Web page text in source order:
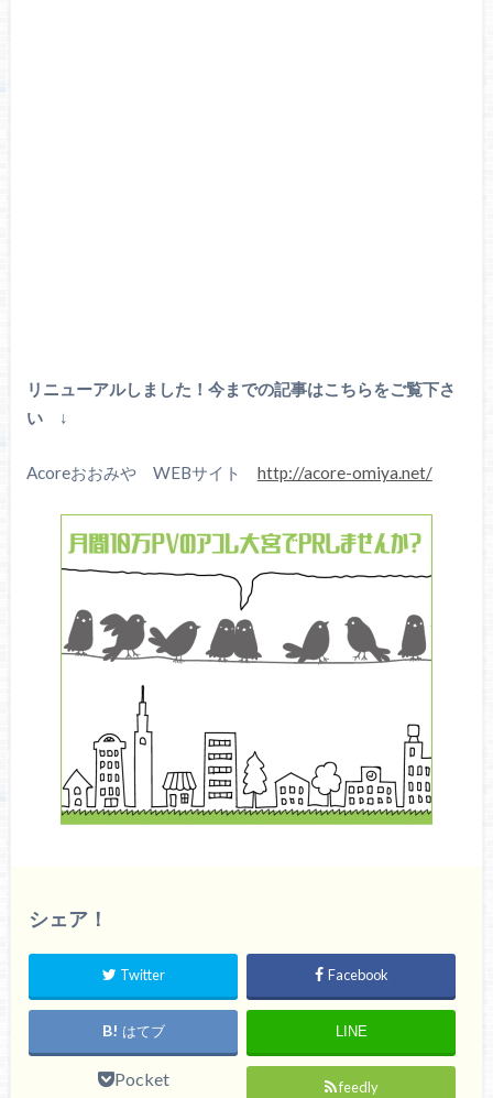
リニューアルしました！今までの記事はこちらをご覧下さ
い↓
Acoreおおみや WEBサイト http://acore-omiya.net/
シェア！
Twitter Facebook
はてブ LINE
Pocket feedly